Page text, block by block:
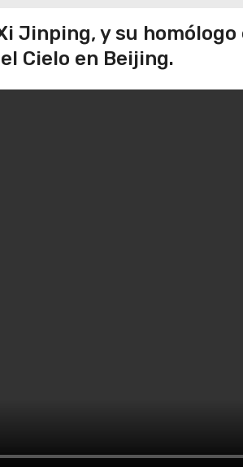
Jinping, y su
Cielo en Beijing.